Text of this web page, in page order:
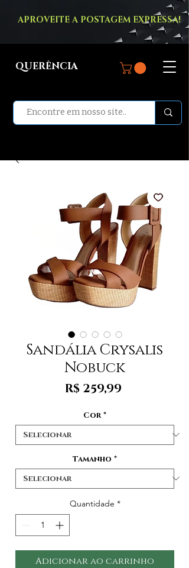
APROVEITE A POSTAGEM EXPRESSA!
QUERÊNCIA
Sandália Crysalis
Nobuck
R$ 259,99
Cor *
Tamanho *
Quantidade *
Adicionar ao carrinho